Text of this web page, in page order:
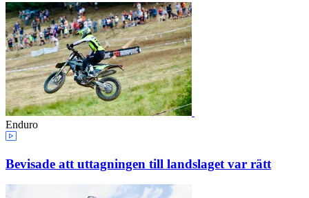
Enduro
Bevisade att uttagningen till landslaget var rätt